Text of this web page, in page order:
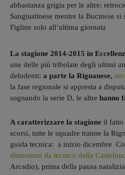
abbastanza grigia per le altre:
Sangiustinese mentre la Bucinese
Figline solo all’ultima giornata
La stagione 2014-2015 in
une delle più tribolate degli ultimi
deludenti: a parte la Rignanese,
la fase regionale si appresta a
sognando la serie D, le altre hanno
A caratterizzare la stagione il fatto
scorsi, tutte le squadre tranne la
guida tecnica: a inizio dicembre
dimissioni da tecnico della
Arcadio), prima della pausa